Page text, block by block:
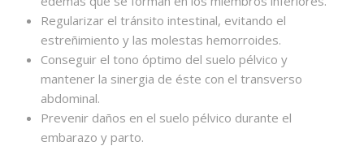
Regularizar el tránsito intestinal, evitando el
estreñimiento y las molestas hemorroides.
Conseguir el tono óptimo del suelo pélvico y
mantener la sinergia de éste con el transverso
abdominal.
Prevenir daños en el suelo pélvico durante el
embarazo y parto.